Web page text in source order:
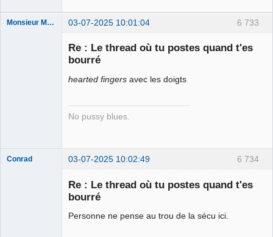
6 733
Monsieur Maurice 03-07-2025 10:01:04
Re : Le thread où tu postes quand t'es
bourré
hearted fingers avec les doigts
No pussy blues.
6 734
Conrad 03-07-2025 10:02:49
Re : Le thread où tu postes quand t'es
bourré
Personne ne pense au trou de la sécu ici.